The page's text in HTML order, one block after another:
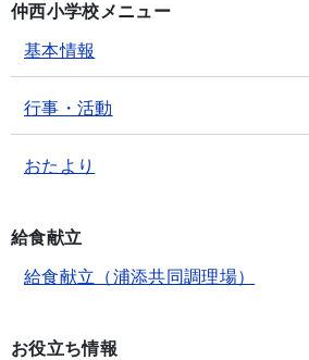
仲西小学校メニュー
基本情報
行事・活動
おたより
給食献立
給食献立（浦添共同調理場）
お役立ち情報